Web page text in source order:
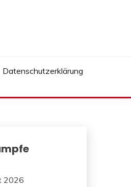
Datenschutzerklärung
2026